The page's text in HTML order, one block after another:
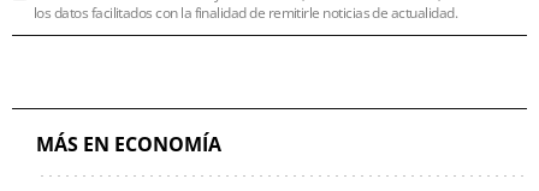
los datos facilitados con la finalidad de remitirle noticias de actualidad.
MÁS EN ECONOMÍA